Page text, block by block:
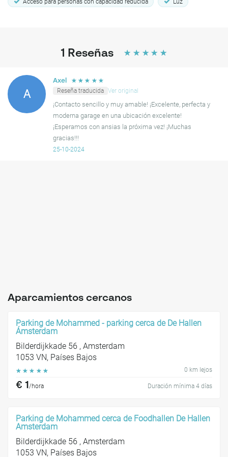
Cerca de Vondelpark y Amsterdam Centraal
Acceso para personas con capacidad reducida
Luz
1 Reseñas ☆ ☆ ☆ ☆ ☆
A
Axel ☆ ☆ ☆ ☆ ☆
Reseña traducida Ver original
¡Contacto sencillo y muy amable! ¡Excelente, perfecta y
moderna garage en una ubicación excelente!
¡Esperamos con ansias la próxima vez! ¡Muchas
gracias!!!
25-10-2024
Aparcamientos cercanos
Parking de Mohammed - parking cerca de De Hallen
Ámsterdam
Bilderdijkkade 56 , Amsterdam
1053 VN, Países Bajos
☆ ☆ ☆ ☆ ☆ 0 km lejos
€ 1/hora Duración mínima 4 días
Parking de Mohammed cerca de Foodhallen De Hallen
Amsterdam
Bilderdijkkade 56 , Amsterdam
1053 VN, Países Bajos